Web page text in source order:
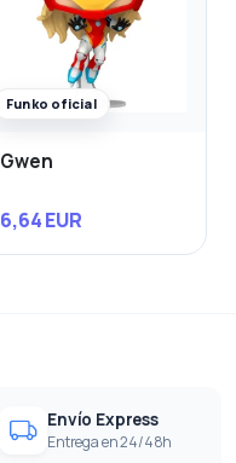
Funko oficial
Gwen
6,64 EUR
Envío Express
Entrega en 24/48h